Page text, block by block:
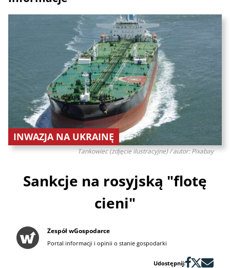
Tankowiec (zdjęcie ilustracyjne) / autor: Pixabay
INWAZJA NA UKRAINĘ
Sankcje na rosyjską "flotę
cieni"
Zespół wGospodarce
Portal informacji i opinii o stanie gospodarki
Udostępnij: